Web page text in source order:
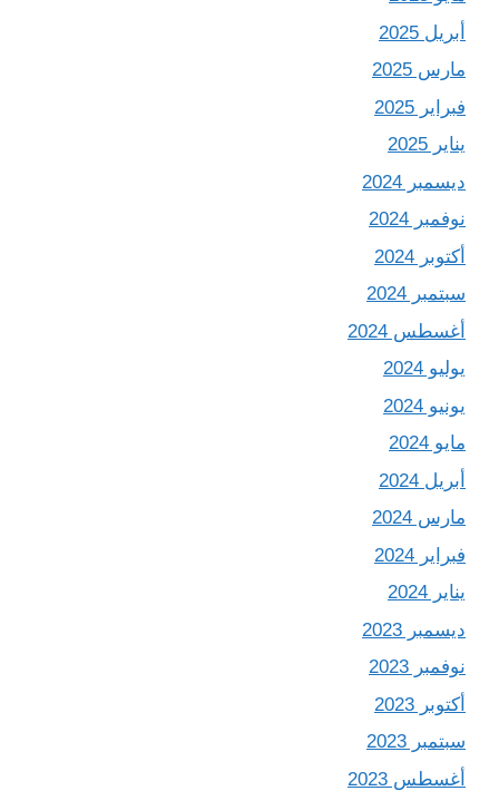
أبريل 2025
مارس 2025
فبراير 2025
يناير 2025
ديسمبر 2024
نوفمبر 2024
أكتوبر 2024
سبتمبر 2024
أغسطس 2024
يوليو 2024
يونيو 2024
مايو 2024
أبريل 2024
مارس 2024
فبراير 2024
يناير 2024
ديسمبر 2023
نوفمبر 2023
أكتوبر 2023
سبتمبر 2023
أغسطس 2023